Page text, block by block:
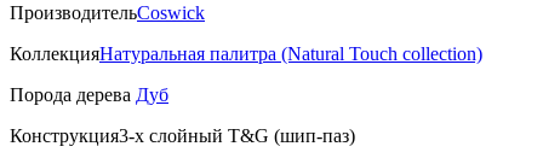
ПроизводительCoswick
КоллекцияНатуральная палитра (Natural Touch collection)
Порода дерева Дуб
Конструкция3-х слойный T&G (шип-паз)